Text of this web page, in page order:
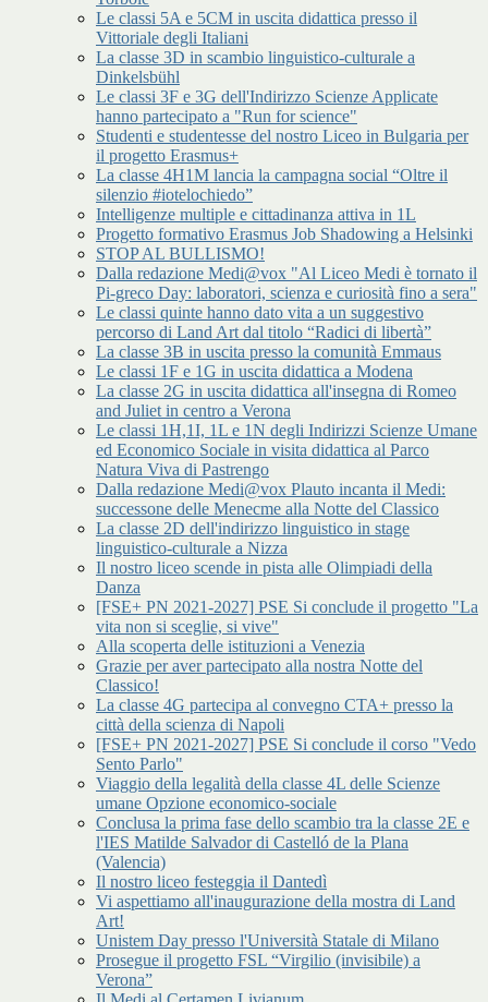
Le classi 5A e 5CM in uscita didattica presso il
Vittoriale degli Italiani
La classe 3D in scambio linguistico-culturale a
Dinkelsbühl
Le classi 3F e 3G dell'Indirizzo Scienze Applicate
hanno partecipato a "Run for science"
Studenti e studentesse del nostro Liceo in Bulgaria per
il progetto Erasmus+
La classe 4H1M lancia la campagna social “Oltre il
silenzio #iotelochiedo”
Intelligenze multiple e cittadinanza attiva in 1L
Progetto formativo Erasmus Job Shadowing a Helsinki
STOP AL BULLISMO!
Dalla redazione Medi@vox "Al Liceo Medi è tornato il
Pi-greco Day: laboratori, scienza e curiosità fino a sera"
Le classi quinte hanno dato vita a un suggestivo
percorso di Land Art dal titolo “Radici di libertà”
La classe 3B in uscita presso la comunità Emmaus
Le classi 1F e 1G in uscita didattica a Modena
La classe 2G in uscita didattica all'insegna di Romeo
and Juliet in centro a Verona
Le classi 1H,1I, 1L e 1N degli Indirizzi Scienze Umane
ed Economico Sociale in visita didattica al Parco
Natura Viva di Pastrengo
Dalla redazione Medi@vox Plauto incanta il Medi:
successone delle Menecme alla Notte del Classico
La classe 2D dell'indirizzo linguistico in stage
linguistico-culturale a Nizza
Il nostro liceo scende in pista alle Olimpiadi della
Danza
[FSE+ PN 2021-2027] PSE Si conclude il progetto "La
vita non si sceglie, si vive"
Alla scoperta delle istituzioni a Venezia
Grazie per aver partecipato alla nostra Notte del
Classico!
La classe 4G partecipa al convegno CTA+ presso la
città della scienza di Napoli
[FSE+ PN 2021-2027] PSE Si conclude il corso "Vedo
Sento Parlo"
Viaggio della legalità della classe 4L delle Scienze
umane Opzione economico-sociale
Conclusa la prima fase dello scambio tra la classe 2E e
l'IES Matilde Salvador di Castelló de la Plana
(Valencia)
Il nostro liceo festeggia il Dantedì
Vi aspettiamo all'inaugurazione della mostra di Land
Art!
Unistem Day presso l'Università Statale di Milano
Prosegue il progetto FSL “Virgilio (invisibile) a
Verona”